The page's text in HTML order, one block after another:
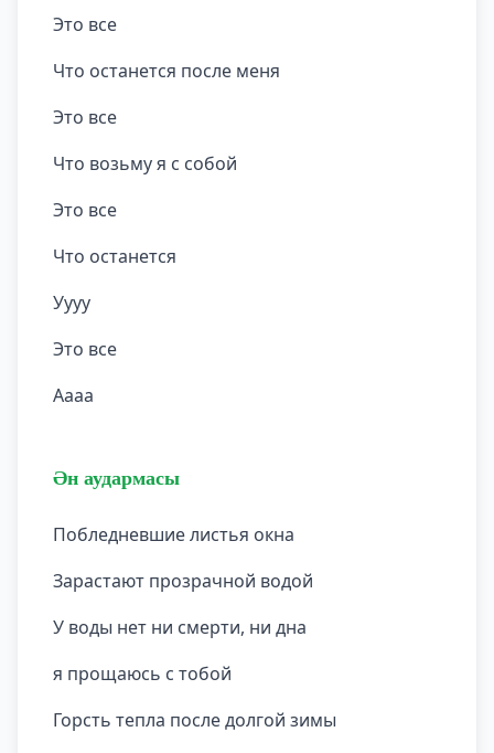
Это все
Что останется после меня
Это все
Что возьму я с собой
Это все
Что останется
Уууу
Это все
Аааа
Ән аудармасы
Побледневшие листья окна
Зарастают прозрачной водой
У воды нет ни смерти, ни дна
я прощаюсь с тобой
Горсть тепла после долгой зимы